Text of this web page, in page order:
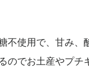
不使用で、甘み、
のでお土産やプチ